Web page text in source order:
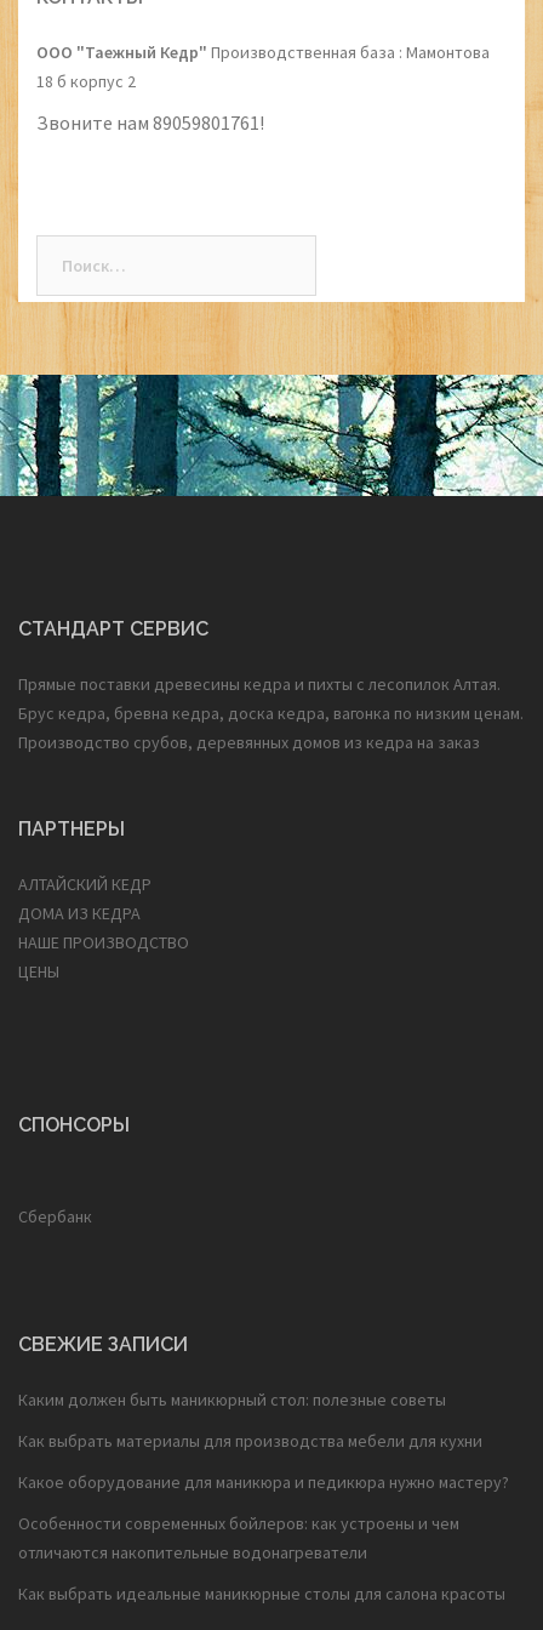
ООО "Таежный Кедр" Производственная база : Мамонтова
18 б корпус 2
Звоните нам 89059801761!
СТАНДАРТ СЕРВИС
Прямые поставки древесины кедра и пихты с лесопилок Алтая.
Брус кедра, бревна кедра, доска кедра, вагонка по низким ценам.
Производство срубов, деревянных домов из кедра на заказ
ПАРТНЕРЫ
АЛТАЙСКИЙ КЕДР
ДОМА ИЗ КЕДРА
НАШЕ ПРОИЗВОДСТВО
ЦЕНЫ
СПОНСОРЫ
Сбербанк
СВЕЖИЕ ЗАПИСИ
Каким должен быть маникюрный стол: полезные советы
Как выбрать материалы для производства мебели для кухни
Какое оборудование для маникюра и педикюра нужно мастеру?
Особенности современных бойлеров: как устроены и чем
отличаются накопительные водонагреватели
Как выбрать идеальные маникюрные столы для салона красоты